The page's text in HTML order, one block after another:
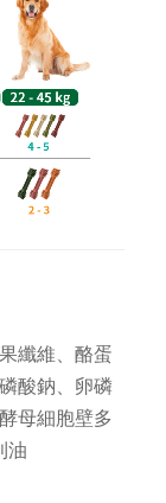
纖維、酪蛋
酸鈉、卵磷
母細胞壁多
油